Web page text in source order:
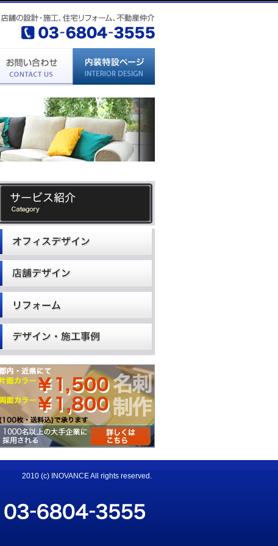
2010 (c) INOVANCE All rights reserved.